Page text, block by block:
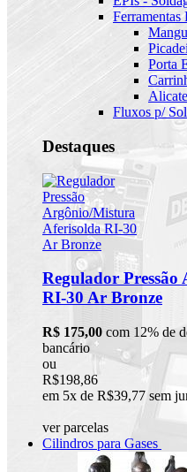
Ferramentas
Porta
Fluxos p/
Destaques
Regulador
RI-30 Ar Bronze
R$ 175,00 com 12% de
bancário
ou
R$198,86
em 5x de R$39,77 sem
ver parcelas
Cilindros para Gases